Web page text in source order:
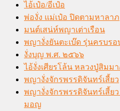
ไอ้เป๋อ/อีเป๋อ
พ่องั่ง แม่เป๋อ ปิดตามหาลาภ
มนต์เสน่ห์พญาเต่าเรือน
พญางั่งยันตะเบ๊ด รุ่นครบรอ
งั่งบุญ พ.ศ. ๒๕๖๖
ไอ้งั่งเศียรโล้น หลวงปู่สิมมา
พญางั่งจักรพรรดิจันทร์เสี้ยว
พญางั่งจักรพรรดิจันทร์เสี้ย
มอญ